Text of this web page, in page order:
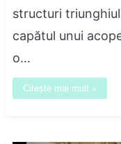
structuri
capătul unui
o…
Citește mai mult »